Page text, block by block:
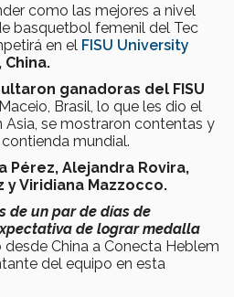
como las mejores a nivel
basquetbol femenil del Tec
en el FISU University
China.
ganadoras del FISU
Brasil, lo que les dio el
Asia, se mostraron contentas y
mundial.
Pérez, Alejandra Rovira,
y Viridiana Mazzocco.
de un par de días de
de lograr medalla
desde China a Conecta Heblem
del equipo en esta